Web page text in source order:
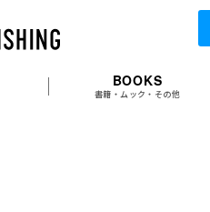
BOOKS
書籍・ムック・その他